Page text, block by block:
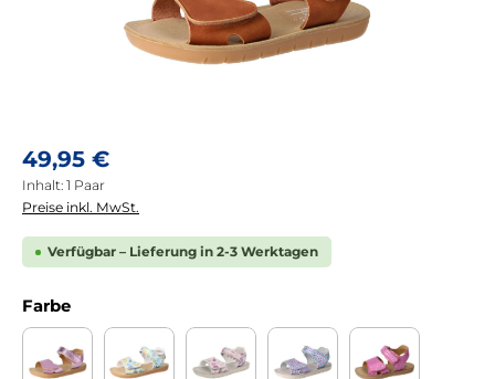
Regulärer Preis:
49,95 €
Inhalt: 1 Paar
Preise inkl. MwSt.
Verfügbar – Lieferung in 2-3 Werktagen
Farbeauswählen